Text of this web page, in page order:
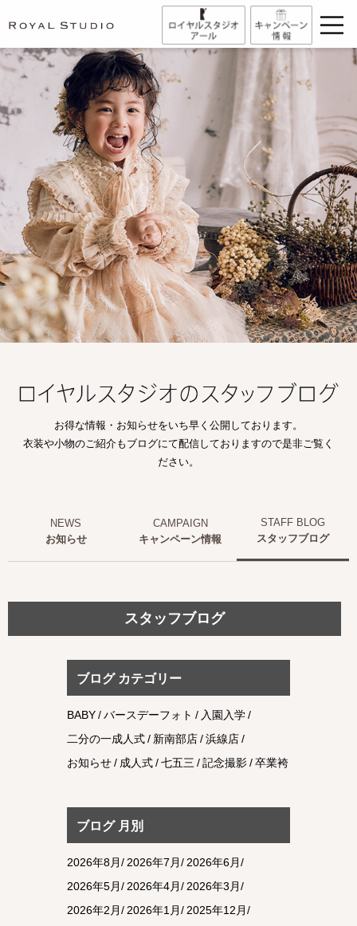
お得な情報・お知らせをいち早く公開しております。
衣装や小物のご紹介もブログにて配信しておりますので是非ご覧く
ださい。
お知らせ キャンペーン情報 スタッフブログ
スタッフブログ
ブログ カテゴリー
BABY バースデーフォト
入園入学
二分の一成人式
新南部店
浜線店
お知らせ
成人式 七五三 記念撮影 卒業袴
ブログ 月別
2026年8月 2026年7月
2026年6月
2026年5月
2026年4月
2026年3月
2026年2月
2026年1月
2025年12月